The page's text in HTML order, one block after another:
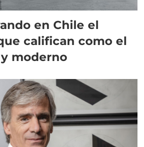
en Chile el
califican como el
moderno